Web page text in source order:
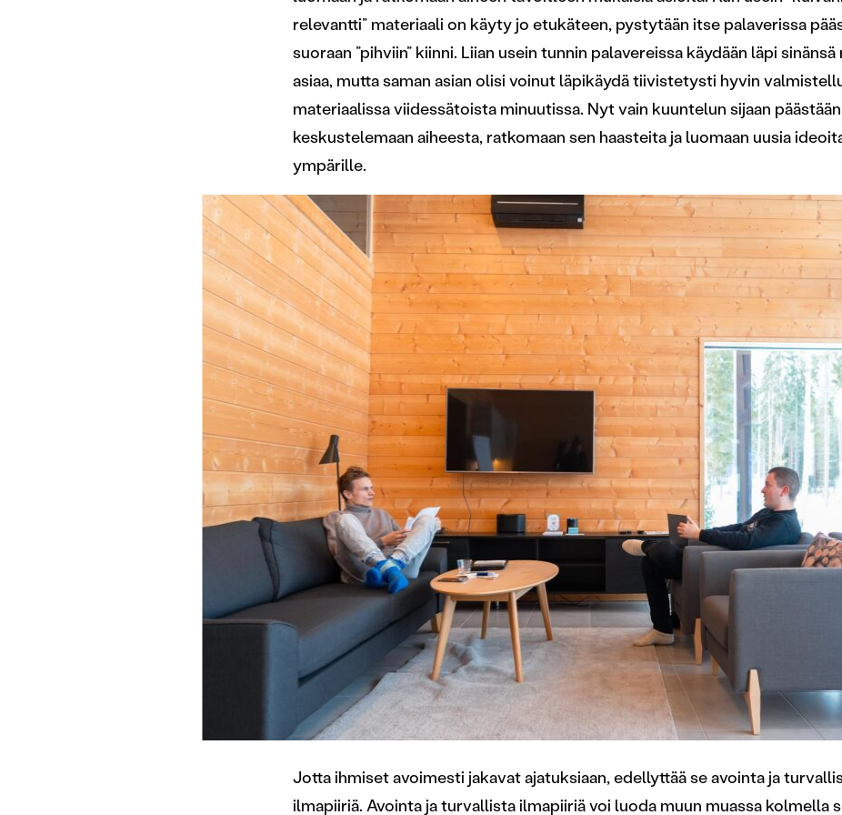
relevantti” materiaali on käyty jo etukäteen, pystytään itse palaverissa
suoraan ”pihviin” kiinni. Liian usein tunnin palavereissa käydään läpi
asiaa, mutta saman asian olisi voinut läpikäydä tiivistetysti hyvin
materiaalissa viidessätoista minuutissa. Nyt vain kuuntelun sijaan
keskustelemaan aiheesta, ratkomaan sen haasteita ja luomaan uusia
ympärille.
Jotta ihmiset avoimesti jakavat ajatuksiaan, edellyttää se avointa ja
ilmapiiriä. Avointa ja turvallista ilmapiiriä voi luoda muun muassa kolmella